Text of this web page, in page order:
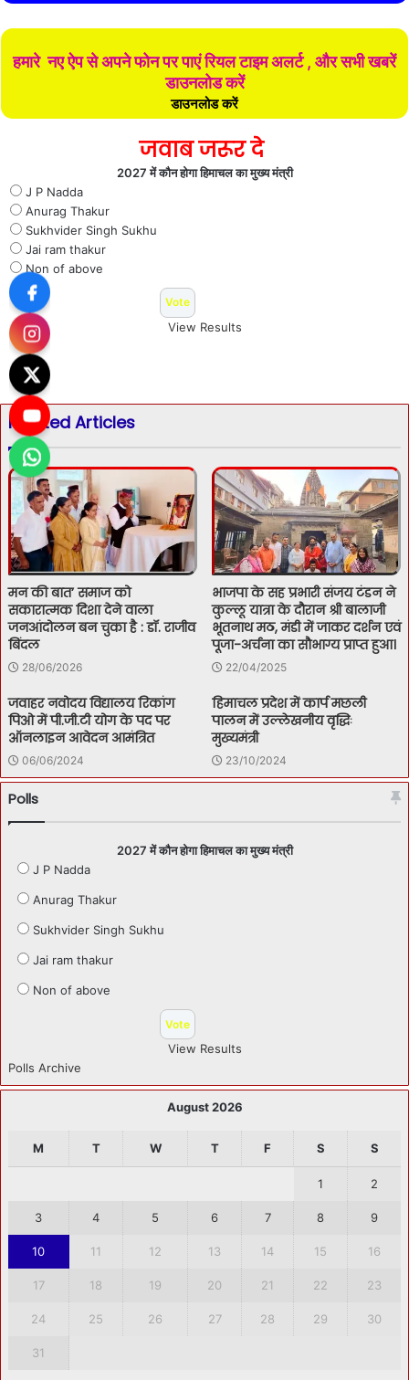
हमारे नए ऐप से अपने फोन पर पाएं रियल टाइम अलर्ट , और सभी खबरें
डाउनलोड करें
डाउनलोड करें
जवाब जरूर दे
2027 में कौन होगा हिमाचल का मुख्य मंत्री
J P Nadda
Anurag Thakur
Sukhvider Singh Sukhu
Jai ram thakur
Non of above
View Results
Related Articles
मन की बात’ समाज को
सकारात्मक दिशा देने वाला
जनआंदोलन बन चुका है : डॉ. राजीव
बिंदल
28/06/2026
भाजपा के सह प्रभारी संजय टंडन ने
कुल्लू यात्रा के दौरान श्री बालाजी
भूतनाथ मठ, मंडी में जाकर दर्शन एवं
पूजा-अर्चना का सौभाग्य प्राप्त हुआ।
22/04/2025
जवाहर नवोदय विद्यालय रिकांग
पिओ में पी.जी.टी योग के पद पर
ऑनलाइन आवेदन आमंत्रित
06/06/2024
हिमाचल प्रदेश में कार्प मछली
पालन में उल्लेखनीय वृद्धिः
मुख्यमंत्री
23/10/2024
Polls
2027 में कौन होगा हिमाचल का मुख्य मंत्री
J P Nadda
Anurag Thakur
Sukhvider Singh Sukhu
Jai ram thakur
Non of above
View Results
Polls Archive
August 2026
M T W T F S S
1 2
3 4 5 6 7 8 9
10 11 12 13 14 15 16
17 18 19 20 21 22 23
24 25 26 27 28 29 30
31